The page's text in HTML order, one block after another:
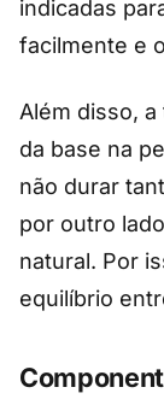
indicadas
facilmente e
Além disso,
da base na
não durar
por outro
natural. Por
equilíbrio